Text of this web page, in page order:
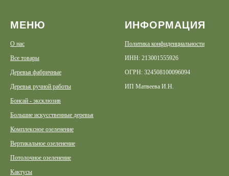
МЕНЮ
О нас
Все товары
Деревья фабричные
Деревья ручной работы
Бонсай - эксклюзив
Большие искусственные деревья
Комплексное озеленение
Вертикальное озеленение
Потолочное озеленение
Кактусы
ИНФОРМАЦИЯ
Политика конфиденциальности
ИНН: 213001555926
ОГРН: 324508100096094
ИП Матвеева И.Н.